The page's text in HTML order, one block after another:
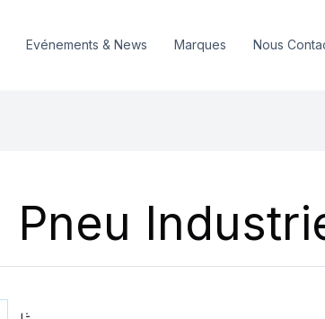
Evénements & News Marques Nous
Pneu